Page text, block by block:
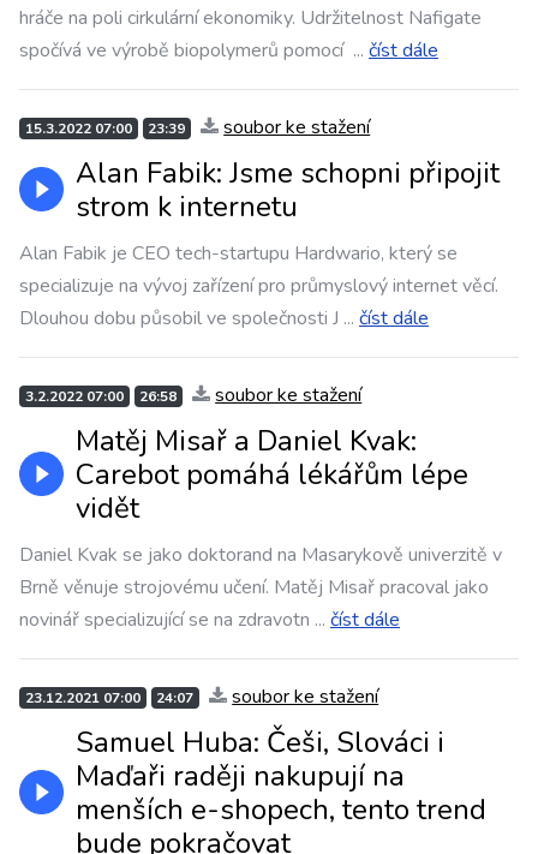
hráče na poli cirkulární ekonomiky. Udržitelnost Nafigate
spočívá ve výrobě biopolymerů pomocí ... číst dále
15.3.2022 07:00 23:39 soubor ke stažení
Alan Fabik: Jsme schopni připojit
strom k internetu
Alan Fabik je CEO tech-startupu Hardwario, který se
specializuje na vývoj zařízení pro průmyslový internet věcí.
Dlouhou dobu působil ve společnosti J ... číst dále
3.2.2022 07:00 26:58 soubor ke stažení
Matěj Misař a Daniel Kvak:
Carebot pomáhá lékářům lépe
vidět
Daniel Kvak se jako doktorand na Masarykově univerzitě v
Brně věnuje strojovému učení. Matěj Misař pracoval jako
novinář specializující se na zdravotn ... číst dále
23.12.2021 07:00 24:07 soubor ke stažení
Samuel Huba: Češi, Slováci i
Maďaři raději nakupují na
menších e-shopech, tento trend
bude pokračovat